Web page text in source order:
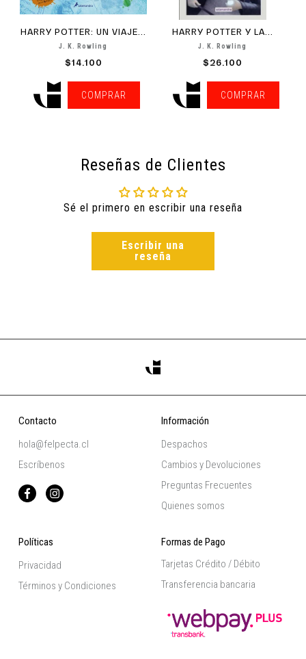
HARRY POTTER: UN VIAJE...
J. K. Rowling
$14.100
COMPRAR
HARRY POTTER Y LA...
J. K. Rowling
$26.100
COMPRAR
Reseñas de Clientes
Sé el primero en escribir una reseña
Escribir una
reseña
Contacto
hola@felpecta.cl
Escríbenos
Información
Despachos
Cambios y Devoluciones
Preguntas Frecuentes
Quienes somos
Políticas
Privacidad
Términos y Condiciones
Formas de Pago
Tarjetas Crédito / Débito
Transferencia bancaria